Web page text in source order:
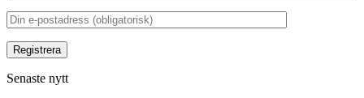
Senaste nytt